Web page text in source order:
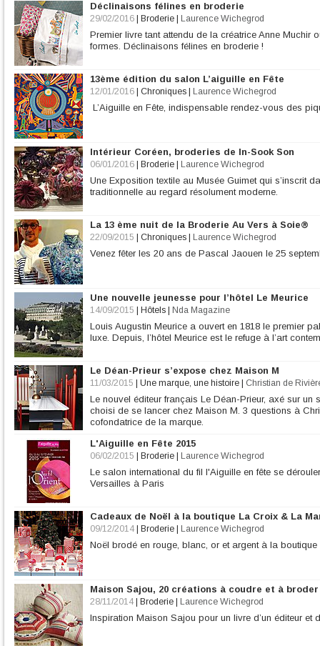
Déclinaisons félines en broderie
29/02/2016 Broderie Laurence Wichegrod
Premier livre tant attendu de la créatrice Anne Muchir
formes. Déclinaisons félines en broderie !
13ème édition du salon L’aiguille en Fête
12/01/2016 Chroniques Laurence Wichegrod
L’Aiguille en Fête, indispensable rendez-vous des
Intérieur Coréen, broderies de In-Sook Son
06/01/2016 Broderie Laurence Wichegrod
Une Exposition textile au Musée Guimet qui s’inscrit
traditionnelle au regard résolument moderne.
La 13 ème nuit de la Broderie Au Vers à Soie®
22/09/2015 Chroniques Laurence Wichegrod
Venez fêter les 20 ans de Pascal Jaouen le 25
Une nouvelle jeunesse pour l’hôtel Le Meurice
14/09/2015 Hôtels Nda Magazine
Louis Augustin Meurice a ouvert en 1818 le premier
luxe. Depuis, l’hôtel Meurice est le refuge à l’art
Le Déan-Prieur s’expose chez Maison M
11/03/2015 Une marque, une histoire Christian de
Le nouvel éditeur français Le Déan-Prieur, axé sur
choisi de se lancer chez Maison M. 3 questions à
cofondatrice de la marque.
L'Aiguille en Fête 2015
06/02/2015 Broderie Laurence Wichegrod
Le salon international du fil l'Aiguille en fête se
Versailles à Paris
Cadeaux de Noël à la boutique La Croix & La
09/12/2014 Broderie Laurence Wichegrod
Noël brodé en rouge, blanc, or et argent à la
Maison Sajou, 20 créations à coudre et à broder
28/11/2014 Broderie Laurence Wichegrod
Inspiration Maison Sajou pour un livre d’un éditeur et